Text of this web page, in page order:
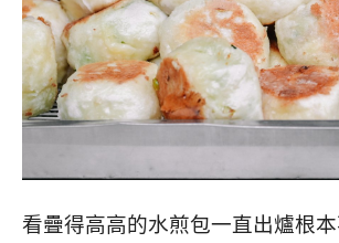
看疊得高高的水煎包一直出爐根本